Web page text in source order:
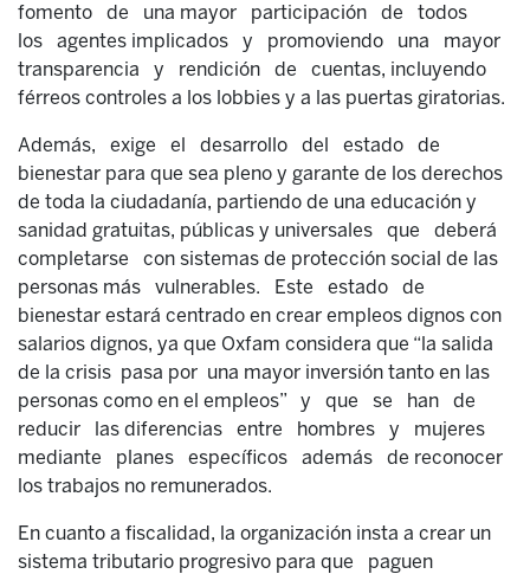
fomento de una mayor participación de todos
los agentes implicados y promoviendo una mayor
transparencia y rendición de cuentas, incluyendo
férreos controles a los lobbies y a las puertas giratorias.
Además, exige el desarrollo del estado de
bienestar para que sea pleno y garante de los derechos
de toda la ciudadanía, partiendo de una educación y
sanidad gratuitas, públicas y universales que deberá
completarse con sistemas de protección social de las
personas más vulnerables. Este estado de
bienestar estará centrado en crear empleos dignos con
salarios dignos, ya que Oxfam considera que “la salida
de la crisis pasa por una mayor inversión tanto en las
personas como en el empleos” y que se han de
reducir las diferencias entre hombres y mujeres
mediante planes específicos además de reconocer
los trabajos no remunerados.
En cuanto a fiscalidad, la organización insta a crear un
sistema tributario progresivo para que paguen